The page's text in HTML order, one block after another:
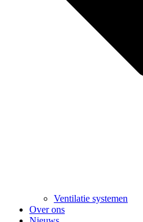
Ventilatie systemen
Over ons